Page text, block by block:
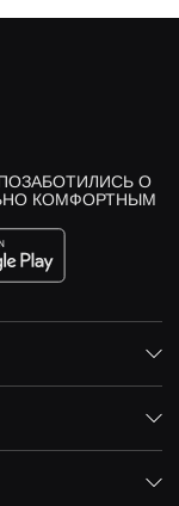
О
КОМФОРТНЫМ